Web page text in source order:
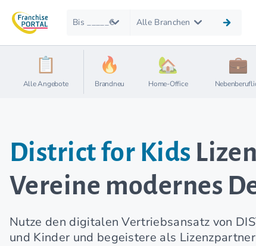
Bis _____€ Alle Branchen
Alle Angebote Brandneu Home-Office
District for Kids
Vereine modernes
Nutze den digitalen Vertriebsansatz von
und Kinder und begeistere als